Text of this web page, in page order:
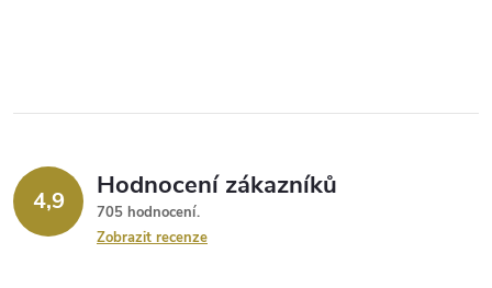
4,9 Hodnocení zákazníků
705 hodnocení
Zobrazit recenze